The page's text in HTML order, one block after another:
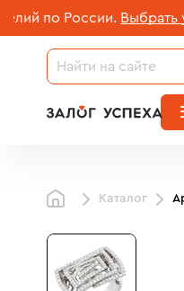
России. Выбрать
Каталог